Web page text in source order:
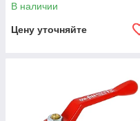
В наличии
Цену уточняйте